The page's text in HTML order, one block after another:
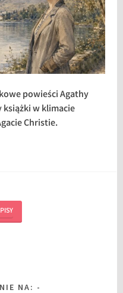
powieści Agathy
książki w klimacie
Christie.
NA: